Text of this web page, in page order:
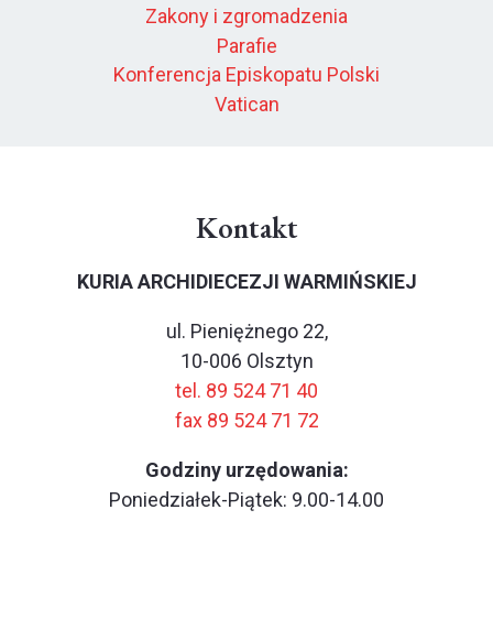
Zakony i zgromadzenia
Parafie
Konferencja Episkopatu Polski
Vatican
Kontakt
KURIA ARCHIDIECEZJI WARMIŃSKIEJ
ul. Pieniężnego 22,
10-006 Olsztyn
tel. 89 524 71 40
fax 89 524 71 72
Godziny urzędowania:
Poniedziałek-Piątek: 9.00-14.00